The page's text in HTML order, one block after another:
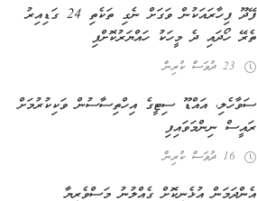
ފޭދޫ ފިހާރައަކުން ވަގަށް ނެގި ތަކެތި 24 ގަޑިއިރު
ތެރޭ ހޯދައި ދެ މީހަކު ހައްޔަރުކޮށްފި
23 ދުވަސް ކުރިން
ސަވާހެލި، އައްޑޫ ސިޓީގެ އިހްތިސާސުން ވަކިކުރުމަށް
ރައީސް ނިންމަވައިފި
16 ދުވަސް ކުރިން
އެންދަމަން އުޅެނިކޮށް ގެއްލުނު މަސްވެރިޔާ